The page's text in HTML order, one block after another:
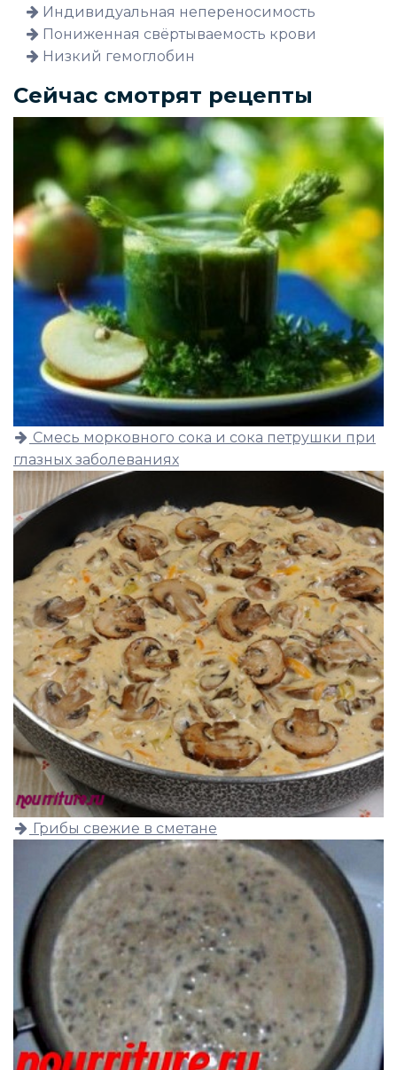
Индивидуальная непереносимость
Пониженная свёртываемость крови
Низкий гемоглобин
Сейчас смотрят рецепты
Смесь морковного сока и сока петрушки при
глазных заболеваниях
Грибы свежие в сметане